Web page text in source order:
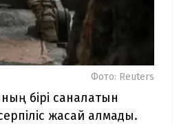
Фото: Reuters
бірі саналатын
жасай алмады.